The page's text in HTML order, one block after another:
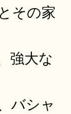
その家
強大な
バシャ